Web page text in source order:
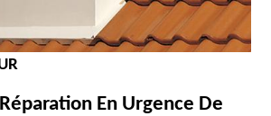
En Urgence De